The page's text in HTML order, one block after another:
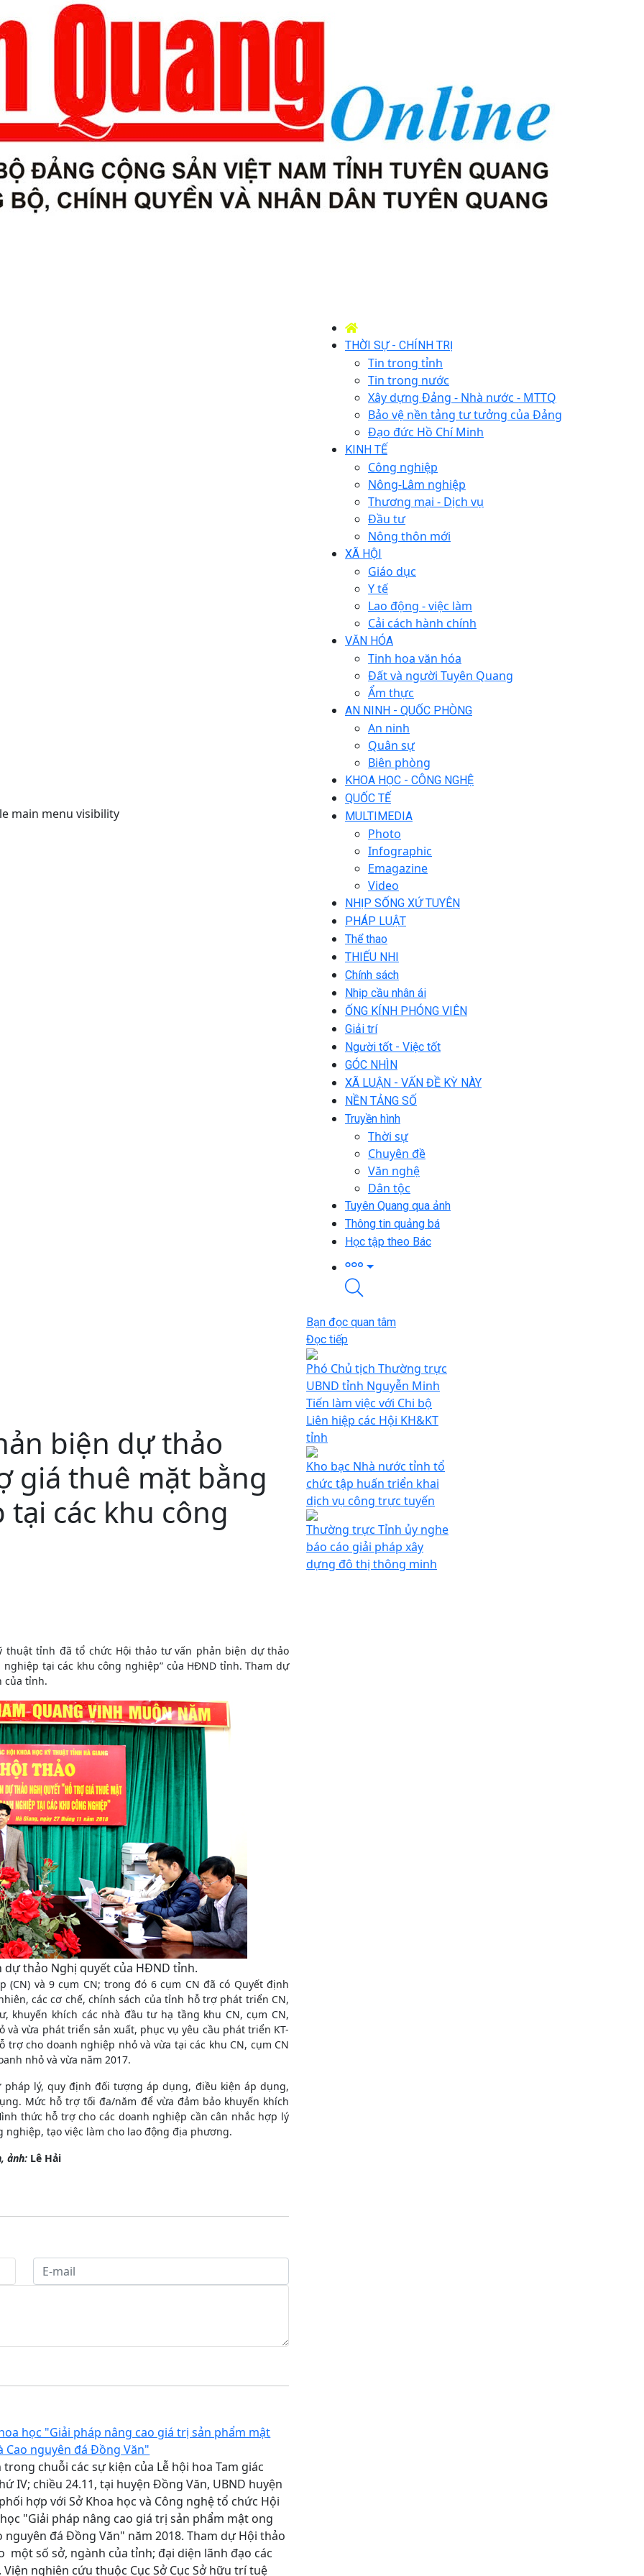
main menu visibility
THỜI SỰ - CHÍNH TRỊ
Tin trong tỉnh
Tin trong nước
Xây dựng Đảng - Nhà nước - MTTQ
Bảo vệ nền tảng tư tưởng của Đảng
Đạo đức Hồ Chí Minh
KINH TẾ
Công nghiệp
Nông-Lâm nghiệp
Thương mại - Dịch vụ
Đầu tư
Nông thôn mới
XÃ HỘI
Giáo dục
Y tế
Lao động - việc làm
Cải cách hành chính
VĂN HÓA
Tinh hoa văn hóa
Đất và người Tuyên Quang
Ẩm thực
AN NINH - QUỐC PHÒNG
An ninh
Quân sự
Biên phòng
KHOA HỌC - CÔNG NGHỆ
QUỐC TẾ
MULTIMEDIA
Photo
Infographic
Emagazine
Video
NHỊP SỐNG XỨ TUYÊN
PHÁP LUẬT
Thể thao
THIẾU NHI
Chính sách
Nhịp cầu nhân ái
ỐNG KÍNH PHÓNG VIÊN
Giải trí
Người tốt - Việc tốt
GÓC NHÌN
XÃ LUẬN - VẤN ĐỀ KỲ NÀY
NỀN TẢNG SỐ
Truyền hình
Thời sự
Chuyên đề
Văn nghệ
Dân tộc
Tuyên Quang qua ảnh
Thông tin quảng bá
Học tập theo Bác
biện dự thảo
giá thuê mặt bằng
các khu công
thuật tỉnh đã tổ chức Hội thảo tư vấn phản biện dự thảo
tại các khu công nghiệp” của HĐND tỉnh. Tham dự
của tỉnh.
thảo Nghị quyết của HĐND tỉnh.
và 9 cụm CN; trong đó 6 cụm CN đã có Quyết định
các cơ chế, chính sách của tỉnh hỗ trợ phát triển CN,
khuyến khích các nhà đầu tư hạ tầng khu CN, cụm CN,
vừa phát triển sản xuất, phục vụ yêu cầu phát triển KT-
cho doanh nghiệp nhỏ và vừa tại các khu CN, cụm CN
nhỏ và vừa năm 2017.
lý, quy định đối tượng áp dụng, điều kiện áp dụng,
Mức hỗ trợ tối đa/năm để vừa đảm bảo khuyến khích
thức hỗ trợ cho các doanh nghiệp cần cân nhắc hợp lý
tạo việc làm cho lao động địa phương.
ảnh: Lê Hải
học "Giải pháp nâng cao giá trị sản phẩm mật
Cao nguyên đá Đồng Văn"
trong chuỗi các sự kiện của Lễ hội hoa Tam giác
IV; chiều 24.11, tại huyện Đồng Văn, UBND huyện
hợp với Sở Khoa học và Công nghệ tổ chức Hội
"Giải pháp nâng cao giá trị sản phẩm mật ong
nguyên đá Đồng Văn" năm 2018. Tham dự Hội thảo
một số sở, ngành của tỉnh; đại diện lãnh đạo các
nghiên cứu thuộc Cục Sở Cục Sở hữu trí tuệ
Bạn đọc quan tâm
Đọc tiếp
Phó Chủ tịch Thường trực
UBND tỉnh Nguyễn Minh
Tiến làm việc với Chi bộ
Liên hiệp các Hội KH&KT
tỉnh
Kho bạc Nhà nước tỉnh tổ
chức tập huấn triển khai
dịch vụ công trực tuyến
Thường trực Tỉnh ủy nghe
báo cáo giải pháp xây
dựng đô thị thông minh